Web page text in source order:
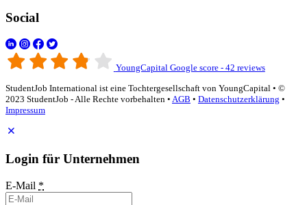
Social
YoungCapital Google score - 42 reviews
StudentJob International ist eine Tochtergesellschaft von YoungCapital • ©
2023 StudentJob - Alle Rechte vorbehalten • AGB • Datenschutzerklärung •
Impressum
Login für Unternehmen
E-Mail *